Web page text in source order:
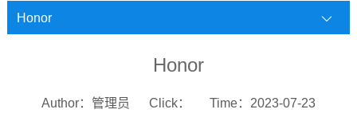
Honor
Honor
Author：管理员 Click： Time：2023-07-23